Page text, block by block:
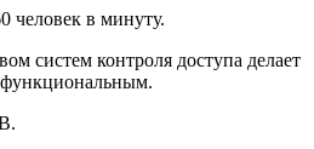
человек в минуту.
систем контроля доступа делает